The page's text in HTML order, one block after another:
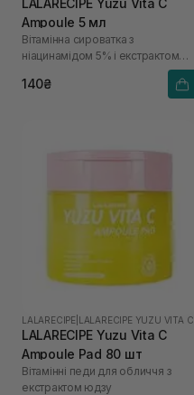
Ampoule 5 мл
Вітамінна сироватка з
ніацинамідом 5% і екстрактом
140₴
LALARECIPE LALARECIPE YUZU VITA C
LALARECIPE Yuzu Vita C
Ampoule Pad 80 шт
Вітамінні педи для обличчя з
екстрактом юдзу